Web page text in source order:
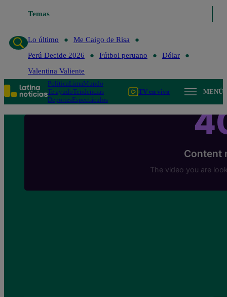
Temas
Lo último
Me Caigo de Risa
Perú Decide 2026
Fútbol peruano
Dólar
Valentina Valiente
PolíticaLimaMundo
Te ayudoTendencias
DeportesEspectáculos
TV en vivo MENÚ